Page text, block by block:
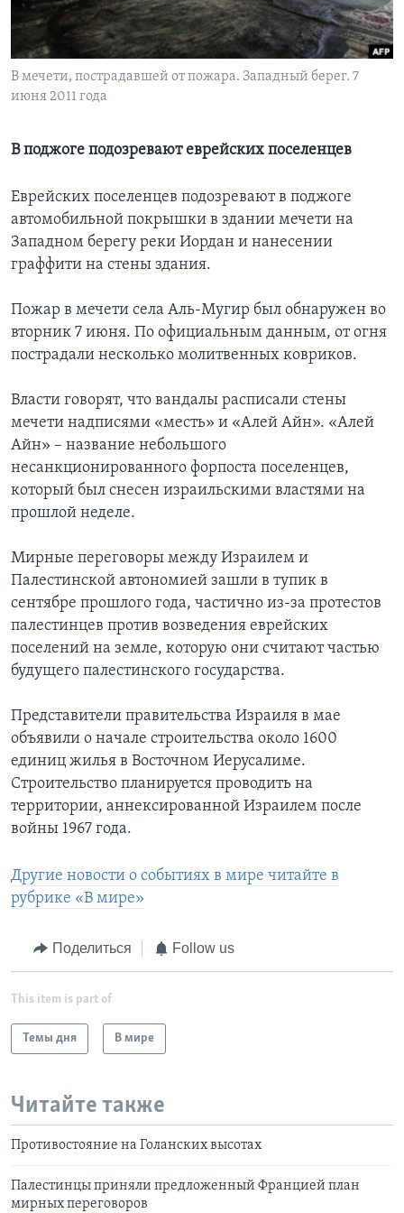
Learning English
СОЦИАЛЬНЫЕ СЕТИ
В мечети, пострадавшей от пожара. Западный берег. 7
июня 2011 года
В поджоге подозревают еврейских поселенцев
Еврейских поселенцев подозревают в поджоге
автомобильной покрышки в здании мечети на
Западном берегу реки Иордан и нанесении
граффити на стены здания.
Пожар в мечети села Аль-Мугир был обнаружен во
вторник 7 июня. По официальным данным, от огня
пострадали несколько молитвенных ковриков.
Власти говорят, что вандалы расписали стены
мечети надписями «месть» и «Алей Айн». «Алей
Айн» – название небольшого
несанкционированного форпоста поселенцев,
который был снесен израильскими властями на
прошлой неделе.
Мирные переговоры между Израилем и
Палестинской автономией зашли в тупик в
сентябре прошлого года, частично из-за протестов
палестинцев против возведения еврейских
поселений на земле, которую они считают частью
будущего палестинского государства.
Представители правительства Израиля в мае
объявили о начале строительства около 1600
единиц жилья в Восточном Иерусалиме.
Строительство планируется проводить на
территории, аннексированной Израилем после
войны 1967 года.
Другие новости о событиях в мире читайте в
рубрике «В мире»
Поделиться Follow us
This item is part of
Темы дня В мире
Читайте также
Противостояние на Голанских высотах
Палестинцы приняли предложенный Францией план
мирных переговоров